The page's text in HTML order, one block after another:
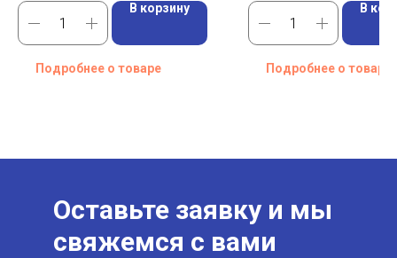
В корзину
Подробнее о товаре
В
Подробнее о товаре
Оставьте заявку и мы
свяжемся с вами